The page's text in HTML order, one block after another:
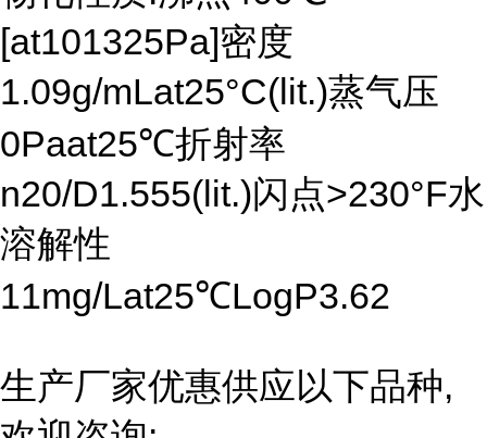
[at101325Pa]密度
1.09g/mLat25°C(lit.)蒸气压
0Paat25℃折射率
n20/D1.555(lit.)闪点>230°F水
溶解性
11mg/Lat25℃LogP3.62
生产厂家优惠供应以下品种,